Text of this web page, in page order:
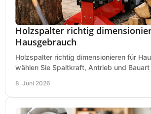
Holzspalter richtig
Hausgebrauch
Holzspalter richtig dimensionieren für
wählen Sie Spaltkraft, Antrieb und
8. Juni 2026